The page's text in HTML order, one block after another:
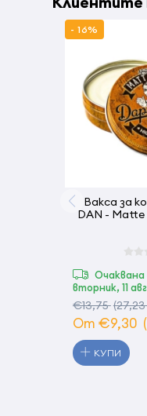
- 16%
Вакса за
DAN - Matte
Очаквана
вторник, 11
€13,75(27,23
От €9,30
КУПИ